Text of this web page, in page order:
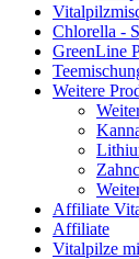
Chlorella -
GreenLine
Weitere
Affiliate
Affiliate
Vitalpilze